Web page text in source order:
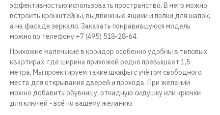
эффективностью использовать пространство. В него можно
встроить кронштейны, выдвижные ящики и полки для шапок,
а на фасаде зеркало. Заказать понравившуюся модель
можно по телефону +7 (495) 518-28-64.
Прихожие маленькие в коридор особенно удобны в типовых
квартирах, где ширина прихожей редко превышает 1,5
метра. Мы проектируем такие шкафы с учётом свободного
места для открывания дверей и прохода. При желании
можно добавить обувницу, откидную сидушку или крючки
для ключей - всё по вашему желанию.